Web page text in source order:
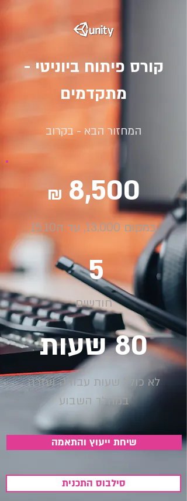
קורס פיתוח ביוניטי -
מתקדמים
המחזור הבא - בקרוב
8,500
₪
במקום 13,000, עד ה15.10
5
חודשים
80 שעות
לא כולל שעות עבודה ועזרה
במהלך השבוע
שיחת ייעוץ והתאמה
סילבוס התכנית